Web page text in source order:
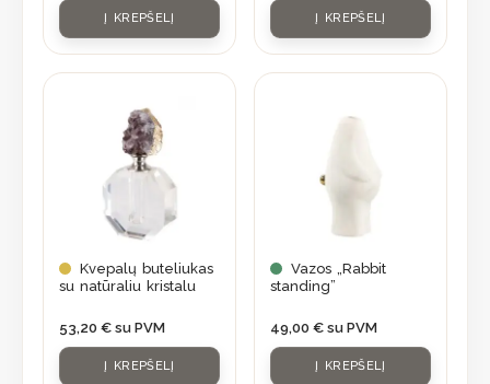
Į KREPŠELĮ Į KREPŠELĮ
Kvepalų buteliukas
su natūraliu kristalu
53,20 € su PVM
Į KREPŠELĮ
Vazos „Rabbit
standing”
49,00 € su PVM
Į KREPŠELĮ